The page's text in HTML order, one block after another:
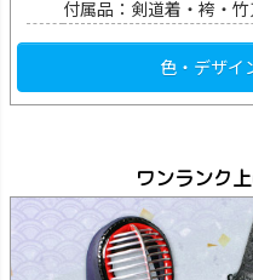
付属品：剣道着・袴・
色・デザイ
ワンランク